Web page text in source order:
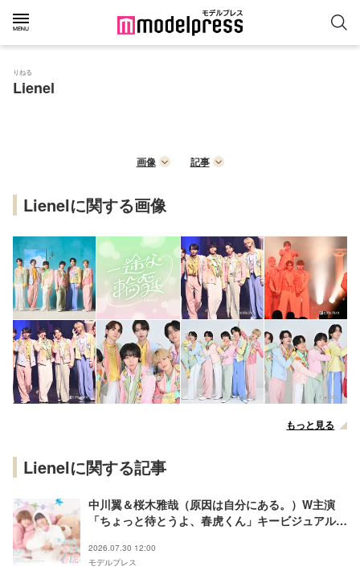
りねる
Lienel
画像 記事
Lienelに関する画像
もっと見る
Lienelに関する記事
中川翼＆桜木雅哉（原因は自分にある。）W主演
「ちょっと待とうよ、春虎くん」キービジュアル解
2026.07.30 12:00
モデルプレス